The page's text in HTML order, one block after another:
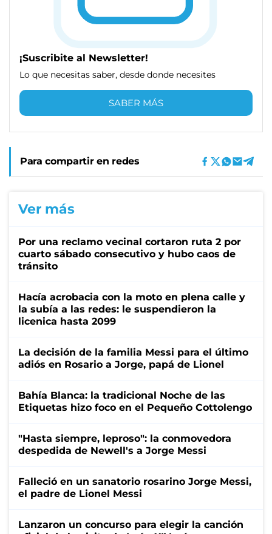
¡Suscribite al Newsletter!
Lo que necesitas saber, desde donde necesites
SABER MÁS
Para compartir en redes
Ver más
Por una reclamo vecinal cortaron ruta 2 por
cuarto sábado consecutivo y hubo caos de
tránsito
Hacía acrobacia con la moto en plena calle y
la subía a las redes: le suspendieron la
licenica hasta 2099
La decisión de la familia Messi para el último
adiós en Rosario a Jorge, papá de Lionel
Bahía Blanca: la tradicional Noche de las
Etiquetas hizo foco en el Pequeño Cottolengo
"Hasta siempre, leproso": la conmovedora
despedida de Newell's a Jorge Messi
Falleció en un sanatorio rosarino Jorge Messi,
el padre de Lionel Messi
Lanzaron un concurso para elegir la canción